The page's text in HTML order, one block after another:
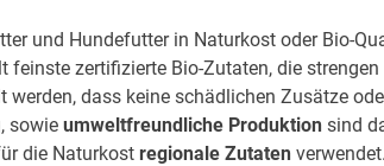
und Hundefutter in Naturkost oder Bio-
feinste zertifizierte Bio-Zutaten, die strengen
dass keine schädlichen Zusätze
sowie umweltfreundliche Produktionsind
die Naturkost regionale Zutatenverwendet.